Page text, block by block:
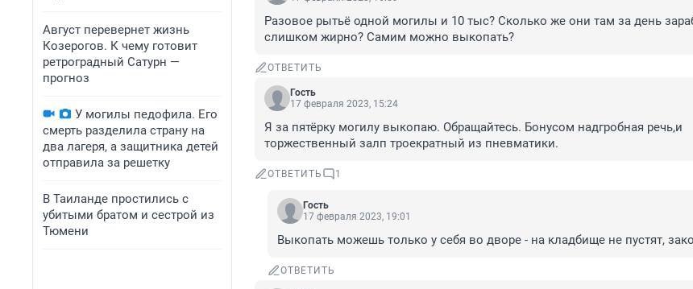
Август перевернет жизнь
Козерогов. К чему готовит
ретроградный Сатурн —
прогноз
У могилы педофила. Его
смерть разделила страну на
два лагеря, а защитника детей
отправила за решетку
В Таиланде простились с
убитыми братом и сестрой из
Тюмени
Разовое рытьё одной могилы и 10 тыс? Сколько же они там за день
слишком жирно? Самим можно выкопать?
ОТВЕТИТЬ
Гость
17 февраля 2023, 15:24
Я за пятёрку могилу выкопаю. Обращайтесь. Бонусом надгробная речь,и
торжественный залп троекратный из пневматики.
ОТВЕТИТЬ 1
Гость
17 февраля 2023, 19:01
Выкопать можешь только у себя во дворе - на кладбище не пустят,
ОТВЕТИТЬ